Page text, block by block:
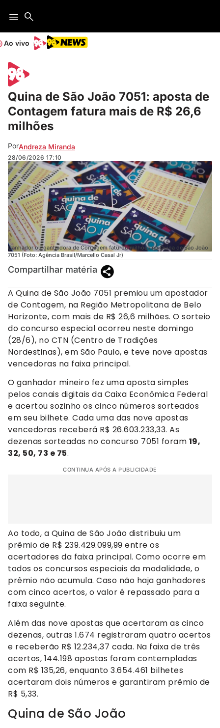
Ao vivo
Quina de São João 7051: aposta de
Contagem fatura mais de R$ 26,6
milhões
PorAndreza Miranda
28/06/2026 17:10
Ganhador ou ganhadora de Contagem faturou milhões na Quina de São João
7051 (Foto: Agência Brasil/Marcello Casal Jr)
Compartilhar matéria
A Quina de São João 7051 premiou um apostador
de Contagem, na Região Metropolitana de Belo
Horizonte, com mais de R$ 26,6 milhões. O sorteio
do concurso especial ocorreu neste domingo
(28/6), no CTN (Centro de Tradições
Nordestinas), em São Paulo, e teve nove apostas
vencedoras na faixa principal.
O ganhador mineiro fez uma aposta simples
pelos canais digitais da Caixa Econômica Federal
e acertou sozinho os cinco números sorteados
em seu bilhete. Cada uma das nove apostas
vencedoras receberá R$ 26.603.233,33. As
dezenas sorteadas no concurso 7051 foram 19,
32, 50, 73 e 75.
CONTINUA APÓS A PUBLICIDADE
Ao todo, a Quina de São João distribuiu um
prêmio de R$ 239.429.099,99 entre os
acertadores da faixa principal. Como ocorre em
todos os concursos especiais da modalidade, o
prêmio não acumula. Caso não haja ganhadores
com cinco acertos, o valor é repassado para a
faixa seguinte.
Além das nove apostas que acertaram as cinco
dezenas, outras 1.674 registraram quatro acertos
e receberão R$ 12.234,37 cada. Na faixa de três
acertos, 144.198 apostas foram contempladas
com R$ 135,26, enquanto 3.654.461 bilhetes
acertaram dois números e garantiram prêmio de
R$ 5,33.
Quina de São João